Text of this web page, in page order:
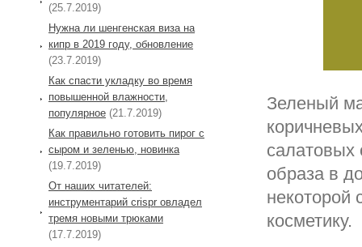
Зеленый
салатовых
образа в
некоторой
косметику.
(25.7.2019)
Нужна ли шенгенская виза на
кипр в 2019 году, обновление
(23.7.2019)
Как спасти укладку во время
повышенной влажности,
популярное (21.7.2019)
Как правильно готовить пирог с
сыром и зеленью, новинка
(19.7.2019)
От наших читателей:
инструментарий crispr овладел
тремя новыми трюками
(17.7.2019)